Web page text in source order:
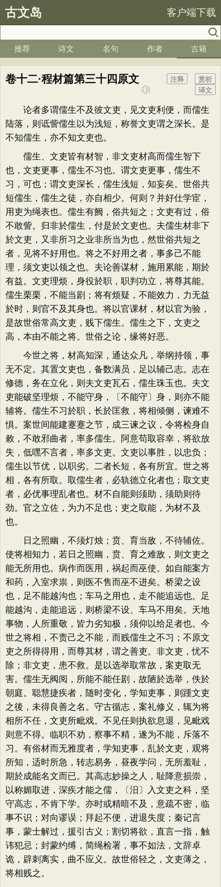
古文岛 客户端下载
推荐 诗文 名句 作者 古籍
卷十二·程材篇第三十四原文 赏析
注释
译文
论者多谓儒生不及彼文吏，见文吏利便，而儒生
陆落，则诋訾儒生以为浅短，称誉文吏谓之深长。是
不知儒生，亦不知文吏也。
儒生、文吏皆有材智，非文吏材高而儒生智下
也，文吏更事，儒生不习也。谓文吏更事，儒生不
习，可也；谓文吏深长，儒生浅短，知妄矣。世俗共
短儒生，儒生之徒，亦自相少。何则？并好仕学宦，
用吏为绳表也。儒生有阙，俗共短之；文吏有过，俗
不敢訾。归非於儒生，付是於文吏也。夫儒生材非下
於文吏，又非所习之业非所当为也，然世俗共短之
者，见将不好用也。将之不好用之者，事多己不能
理，须文吏以领之也。夫论善谋材，施用累能，期於
有益。文吏理烦，身役於职，职判功立，将尊其能。
儒生栗栗，不能当剧；将有烦疑，不能效力，力无益
於时，则官不及其身也。将以官课材，材以官为验，
是故世俗常高文吏，贱下儒生。儒生之下，文吏之
高，本由不能之将。世俗之论，缘将好恶。
今世之将，材高知深，通达众凡，举纲持领，事
无不定。其置文吏也，备数满员，足以辅己志。志在
修德，务在立化，则夫文吏瓦石，儒生珠玉也。夫文
吏能破坚理烦，不能守身，〔不能守〕身，则亦不能
辅将。儒生不习於职，长於匡救，将相倾侧，谏难不
惧。案世间能建蹇蹇之节，成三谏之议，令将检身自
敕，不敢邪曲者，率多儒生。阿意苟取容幸，将欲放
失，低嘿不言者，率多文吏。文吏以事胜，以忠负；
儒生以节优，以职劣。二者长短，各有所宜。世之将
相，各有所取。取儒生者，必轨德立化者也；取文吏
者，必优事理乱者也。材不自能则须助，须助则待
劲。官之立佐，为力不足也；吏之取能，为材不及
也。
日之照幽，不须灯烛；贲、育当敌，不待辅佐。
使将相知力，若日之照幽，贲、育之难敌，则文吏之
能无所用也。病作而医用，祸起而巫使。如自能案方
和药，入室求祟，则医不售而巫不进矣。桥梁之设
也，足不能越沟也；车马之用也，走不能追远也。足
能越沟，走能追远，则桥梁不设、车马不用矣。天地
事物，人所重敬，皆力劣知极，须仰以给足者也。今
世之将相，不责己之不能，而贱儒生之不习；不原文
吏之所得得用，而尊其材，谓之善吏。非文吏，忧不
除；非文吏，患不救。是以选举取常故，案吏取无
害。儒生无阀阅，所能不能任剧，故陋於选举，佚於
朝庭。聪慧捷疾者，随时变化，学知吏事，则踵文吏
之後，未得良善之名。守古循志，案礼修义，辄为将
相所不任，文吏所毗戏。不见任则执欲息退，见毗戏
则意不得。临职不劝，察事不精，遂为不能，斥落不
习。有俗材而无雅度者，学知吏事，乱於文吏，观将
所知，适时所急，转志易务，昼夜学问，无所羞耻，
期於成能名文而已。其高志妙操之人，耻降意损崇，
以称媚取进，深疾才能之儒，〔汨〕入文吏之科，坚
守高志，不肯下学。亦时或精暗不及，意疏不密，临
事不识；对向谬误；拜起不便，进退失度；秦记言
事，蒙士解过，援引古义；割切将欲，直言一指，触
讳犯忌；封蒙约缚，简绳检署，事不如法，文辞卓
诡，辟刺离实，曲不应义。故世俗轻之，文吏薄之，
将相贱之。